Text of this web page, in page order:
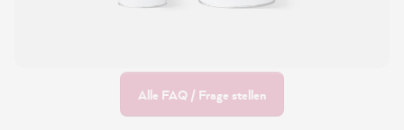
Alle FAQ / Frage stellen